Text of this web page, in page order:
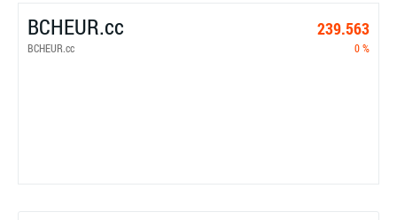
BCHEUR.cc 239.563
BCHEUR.cc 0 %